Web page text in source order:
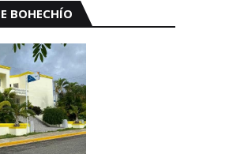
BOHECHÍO